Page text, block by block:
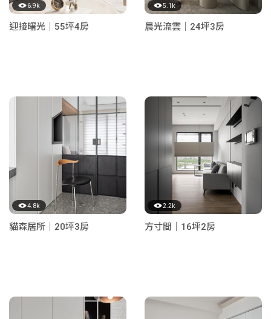
6.9k
迎接曙光｜55坪4房
5.1k
晨光流雲｜24坪3房
4.8k
貓森居所｜20坪3房
2.2k
方寸間｜16坪2房